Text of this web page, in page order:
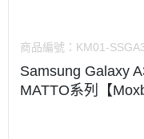
商品編號： KM01-
Samsung Galaxy
MATTO系列【